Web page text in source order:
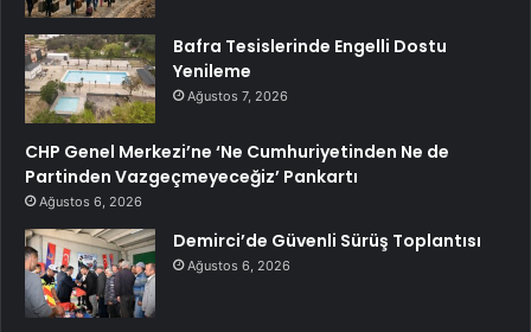
Bafra Tesislerinde Engelli Dostu
Yenileme
Ağustos 7, 2026
CHP Genel Merkezi’ne ‘Ne Cumhuriyetinden Ne de
Partinden Vazgeçmeyeceğiz’ Pankartı
Ağustos 6, 2026
Demirci’de Güvenli Sürüş Toplantısı
Ağustos 6, 2026